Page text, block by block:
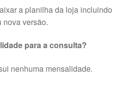
a planilha da loja incluindo
versão.
para a consulta?
nenhuma mensalidade.